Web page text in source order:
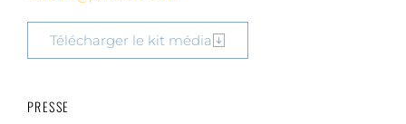
Télécharger le kit média
PRESSE